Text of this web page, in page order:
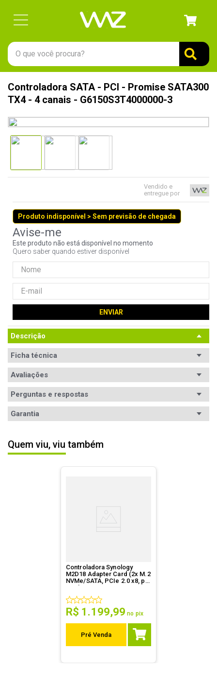
O que você procura?
Controladora SATA - PCI - Promise SATA300
TX4 - 4 canais - G6150S3T4000000-3
Vendido e
entregue por
Produto indisponível > Sem previsão de chegada
Este produto não está disponível no momento
Quero saber quando estiver disponível
ENVIAR
Descrição
Ficha técnica
Avaliações
Avaliações
ESCREVER AVALIAÇÃO
Perguntas e respostas
Garantia
Quem viu, viu também
Controladora Synology
M2D18 Adapter Card (2x M.2
NVMe/SATA, PCIe 2.0 x8, p/
NAS) - M2D18
R$ 1 .199,99 no pix
Pré Venda
1
gabinete
3º
teclado
6º
mouse
8º
fractal
10º hd